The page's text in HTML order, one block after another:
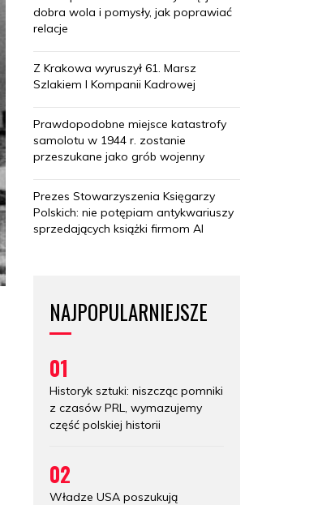
dobra wola i pomysły, jak poprawiać
relacje
Z Krakowa wyruszył 61. Marsz
Szlakiem I Kompanii Kadrowej
Prawdopodobne miejsce katastrofy
samolotu w 1944 r. zostanie
przeszukane jako grób wojenny
Prezes Stowarzyszenia Księgarzy
Polskich: nie potępiam antykwariuszy
sprzedających książki firmom AI
NAJPOPULARNIEJSZE
01
Historyk sztuki: niszcząc pomniki
z czasów PRL, wymazujemy
część polskiej historii
02
Władze USA poszukują